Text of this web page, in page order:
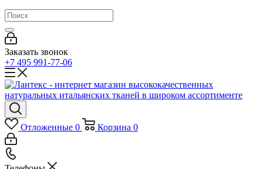
Заказать звонок
+7 495 991-77-06
Отложенные 0 Корзина 0